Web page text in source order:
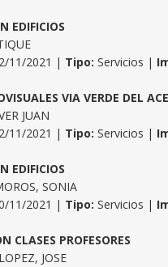
EDIFICIOS
11/2021 | Tipo: Servicios |
VIA VERDE DEL
JUAN
11/2021 | Tipo: Servicios |
EDIFICIOS
SONIA
11/2021 | Tipo: Servicios |
CLASES PROFESORES
JOSE